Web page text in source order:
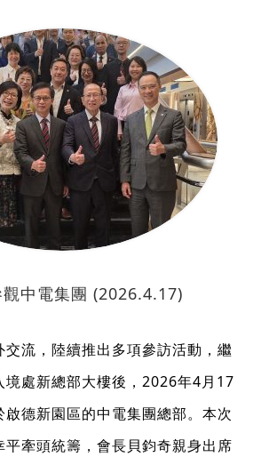
中電集團 (2026.4.17)
流，陸續推出多項參訪活動，繼
境處新總部大樓後，2026年4月17
啟德新園區的中電集團總部。本次
牽頭統籌，會長貝鈞奇親身出席